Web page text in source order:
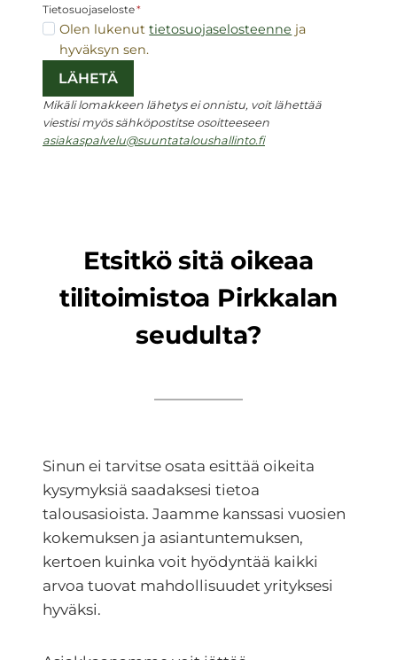
Tietosuojaseloste*
Olen lukenuttietosuojaselosteenne ja
hyväksyn sen.
LÄHETÄ
Mikäli lomakkeen lähetys ei onnistu, voit lähettää
viestisi myös sähköpostitse osoitteeseen
asiakaspalvelu@suuntataloushallinto.fi
Etsitkö sitä oikeaa
tilitoimistoa Pirkkalan
seudulta?
Sinun ei tarvitse osata esittää oikeita
kysymyksiä saadaksesi tietoa
talousasioista. Jaamme kanssasi vuosien
kokemuksen ja asiantuntemuksen,
kertoen kuinka voit hyödyntää kaikki
arvoa tuovat mahdollisuudet yrityksesi
hyväksi.